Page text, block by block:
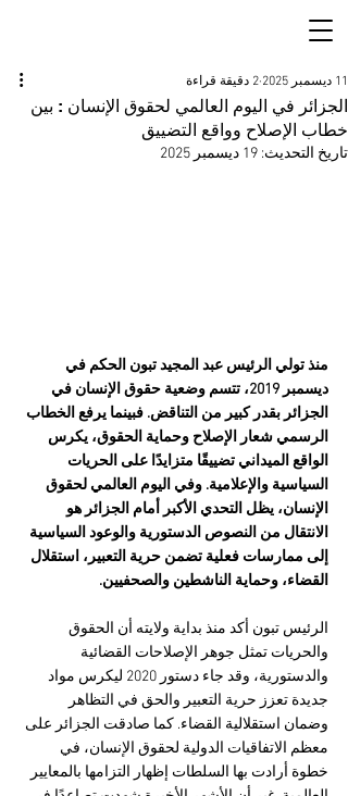
الجزائر في اليوم العالمي لحقوق الإنسان : بين
خطاب الإصلاح وواقع التضييق
11 ديسمبر 2025 2 دقيقة قراءة
تاريخ التحديث: 19 ديسمبر 2025
منذ تولي الرئيس عبد المجيد تبون الحكم في
ديسمبر 2019، تتسم وضعية حقوق الإنسان في
الجزائر بقدر كبير من التناقض. فبينما يرفع الخطاب
الرسمي شعار الإصلاح وحماية الحقوق، يكرس
الواقع الميداني تضييقًا متزايدًا على الحريات
السياسية والإعلامية. وفي اليوم العالمي لحقوق
الإنسان، يظل التحدي الأكبر أمام الجزائر هو
الانتقال من النصوص الدستورية والوعود السياسية
إلى ممارسات فعلية تضمن حرية التعبير، استقلال
القضاء، وحماية الناشطين والصحفيين.
الرئيس تبون أكد منذ بداية ولايته أن الحقوق
والحريات تمثل جوهر الإصلاحات القضائية
والدستورية، وقد جاء دستور 2020 ليكرس مواد
جديدة تعزز حرية التعبير والحق في التظاهر
وضمان استقلالية القضاء. كما صادقت الجزائر على
معظم الاتفاقيات الدولية لحقوق الإنسان، في
خطوة أرادت بها السلطات إظهار التزامها بالمعايير